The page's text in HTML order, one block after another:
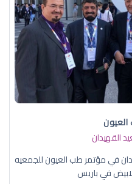
القهيدان
في مؤتمر طب العيون للجمعيه
في باريس